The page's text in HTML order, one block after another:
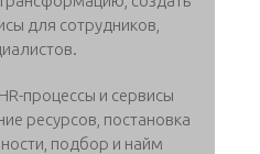
для сотрудников,
процессы и сервисы
ресурсов, постановка
подбор и найм